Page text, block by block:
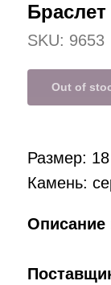
SKU: 9653
Out of
Описание
Размер: 18
Камень: